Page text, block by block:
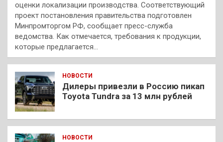
оценки локализации производства. Соответствующий
проект постановления правительства подготовлен
Минпромторгом РФ, сообщает пресс-служба
ведомства. Как отмечается, требования к продукции,
которые предлагается…
НОВОСТИ
Дилеры привезли в Россию пикап
Toyota Tundra за 13 млн рублей
НОВОСТИ